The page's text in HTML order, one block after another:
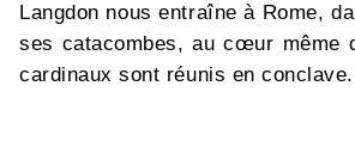
Langdon nous entraîne à Rome,
ses catacombes, au cœur même
cardinaux sont réunis en conclave.